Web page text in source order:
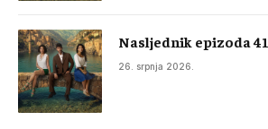
Nasljednik epizoda 41
26. srpnja 2026.